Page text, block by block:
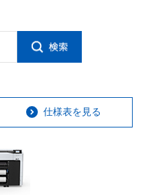
仕様表を見る